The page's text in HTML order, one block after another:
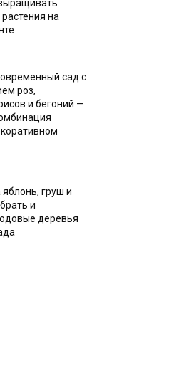
на
сад с
роз,
и бегоний —
груш и
и
деревья